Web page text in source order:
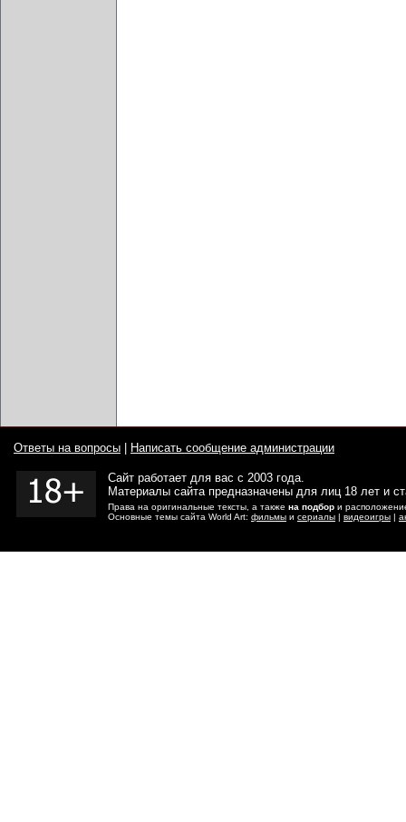
Ответы на вопросы Написать сообщение администрации
Сайт работает для вас с 2003 года.
Материалы сайта предназначены для лиц 18 лет и
Права на оригинальные тексты, а также на подбор и
Основные темы сайта World Art: фильмы и сериалы | видеоигры |